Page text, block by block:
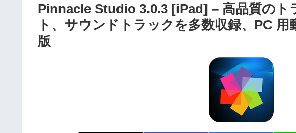
Pinnacle Studio 3.0.3 [iPad] – 高品質のト
ト、サウンドトラックを多数収録、PC
版